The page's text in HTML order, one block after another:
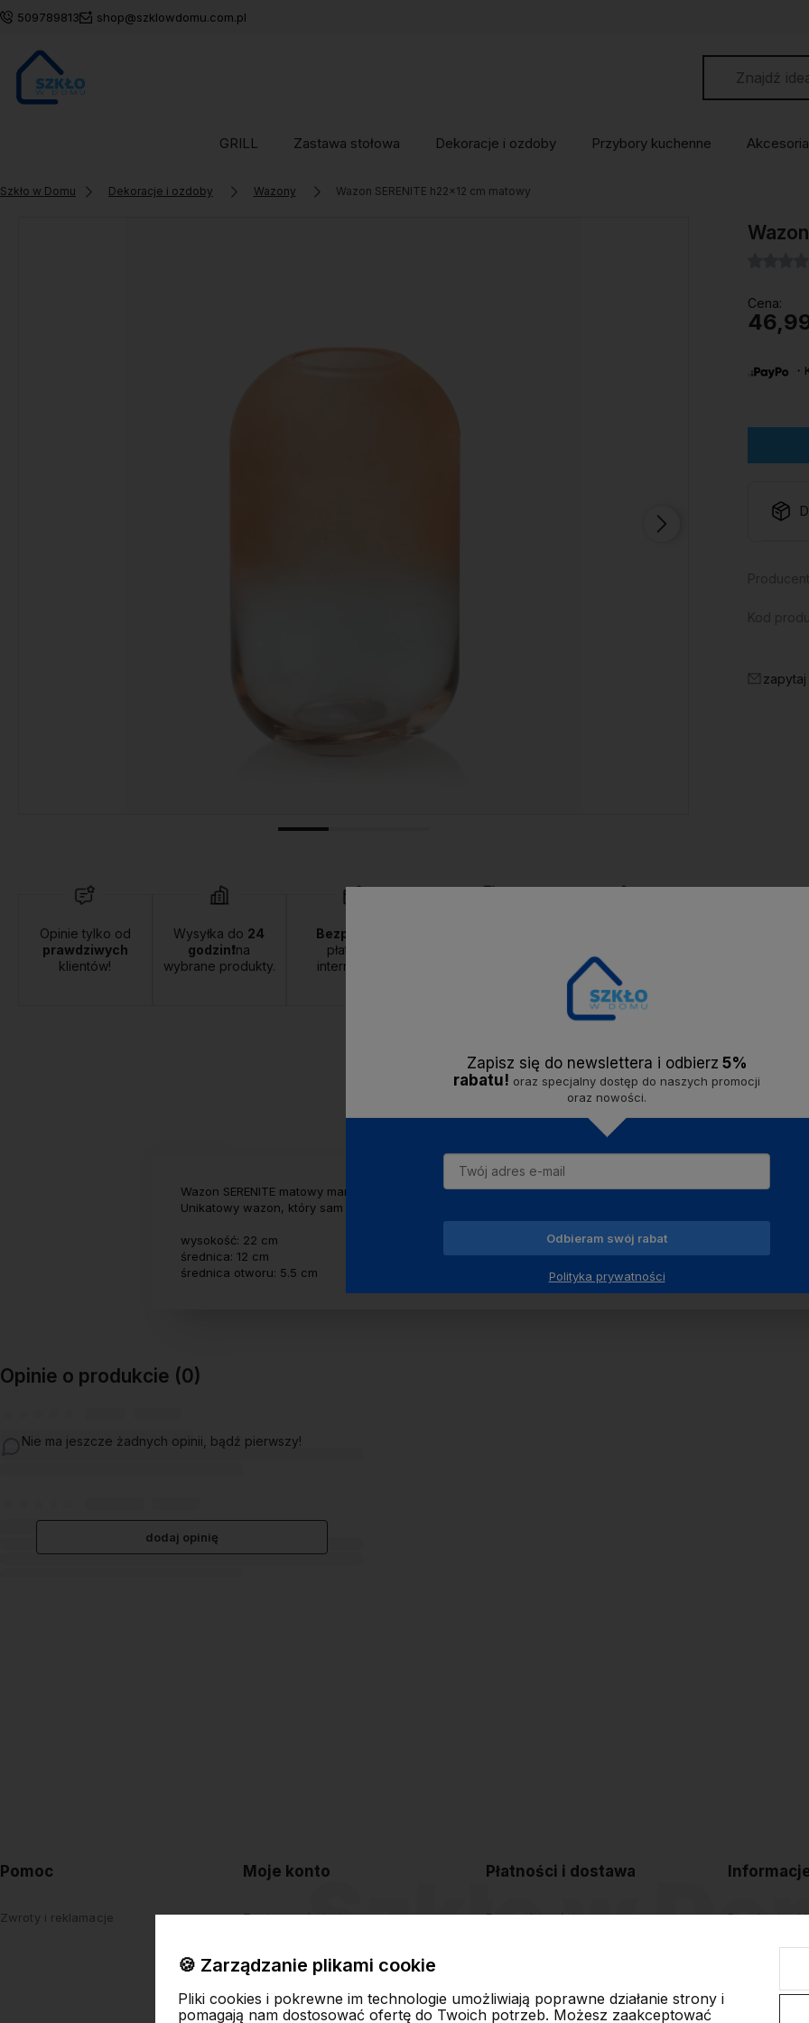
509789813 shop@szklowdomu.com.pl
GRILL Zastawa stołowa Dekoracje i ozdoby Przybory kuchenne
Szkło w Domu Dekoracje i ozdoby Wazony Wazon SERENITE h22x12 cm matowy
Opinie tylko od
prawdziwych
klientów!
Wysyłka do 24
godzin❗na
wybrane produkty.
Bezpieczne
płatności
internetowe.
od2020 roku.
Cena:
Opis DostawaOpinie
Wazon SERENITE matowy marki MONDEX. Szklany wazon w kolorze łososiowym. Świetnie się prezentuje z
Unikatowy wazon, który sam w sobie stworzy piękną dekorację twojego mieszkania. Wspaniały pomysł na
wysokość: 22 cm
średnica: 12 cm
średnica otworu: 5.5 cm
Opinie o produkcie (0)
Nie ma jeszcze żadnych opinii, bądź pierwszy!
dodaj opinię
Pomoc
Zwroty i reklamacje
Moje konto
Twoje zamówienia
Przechowalnia
Płatności i dostawa
Formy płatności
Regulamin
Polityka
🍪 Zarządzanie plikami cookie
Pliki cookies i pokrewne im technologie umożliwiają poprawne działanie strony i
pomagają nam dostosować ofertę do Twoich potrzeb. Możesz zaakceptować
Zapisz się do newslettera i odbierz 5%
rabatu! oraz specjalny dostęp do naszych promocji
oraz nowości.
Odbieram swój rabat
Polityka prywatności